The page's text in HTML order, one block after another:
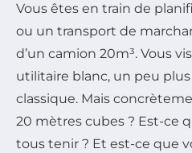
Vous êtes en train de
ou un transport de
d’un camion 20m³. Vous
utilitaire blanc, un peu
classique. Mais
20 mètres cubes ? Est-ce
tous tenir ? Et est-ce que